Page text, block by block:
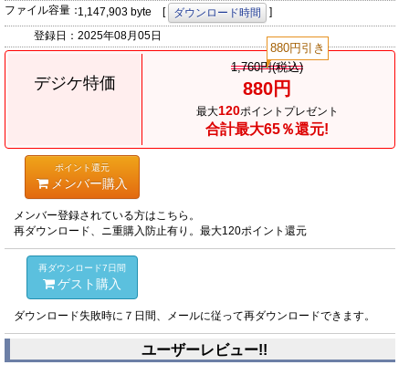
ファイル容量：1,147,903 byte [ ダウンロード時間
]
登録日： 2025年08月05日
デジケ特価
1,760円(税込)
880円引き
880円
最大120ポイントプレゼント
合計最大65％還元!
ポイント還元
メンバー購入
メンバー登録されている方はこちら。
再ダウンロード、ニ重購入防止有り。最大120ポイント還元
再ダウンロード7日間
ゲスト購入
ダウンロード失敗時に７日間、メールに従って再ダウンロードできます。
ユーザーレビュー!!